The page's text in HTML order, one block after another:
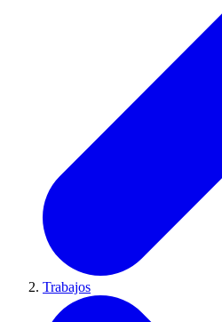
Trabajos